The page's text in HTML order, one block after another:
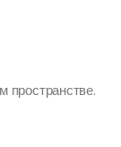
пространстве.